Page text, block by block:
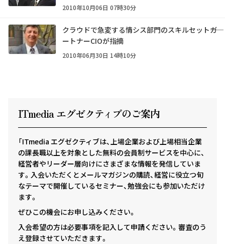
2010年10月06日 07時30分
クラウドで急変する情シス部門のスキルセット――ガ
ートナーCIOが指摘
2010年06月30日 14時10分
ITmedia エグゼクティ ブのご案内
「ITmedia エグゼクティブは、上場企業および上場相当企業
の課長職以上を対象とした無料の会員制サービスを中心に、
経営者やリーダー層向けにさまざまな情報を発信していま
す。入会いただくとメールマガジンの購読、経営に役立つ旬
なテーマで開催しているセミナー、勉強会にも参加いただけ
ます。
ぜひこの機会にお申し込みください。
入会希望の方は必要事項を記入して申請ください。審査のう
え登録させていただきます。